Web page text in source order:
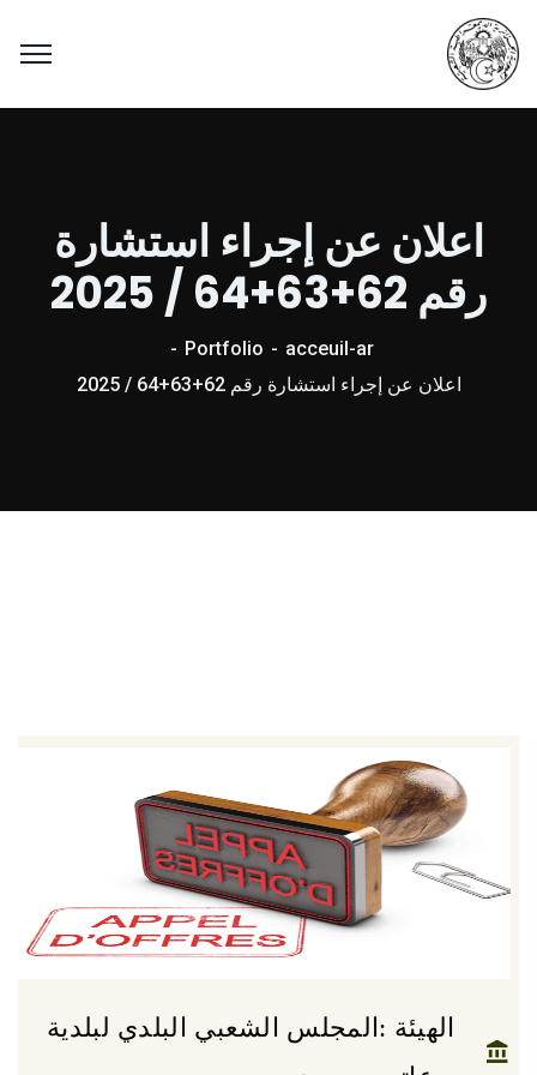
اعلان عن إجراء استشارة
رقم 62+63+64 / 2025
acceuil-ar
Portfolio
اعلان عن إجراء استشارة رقم 62+63+64 / 2025
الهيئة :المجلس الشعبي البلدي لبلدية